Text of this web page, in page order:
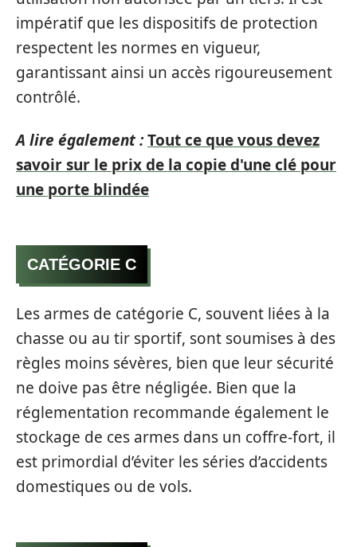
impératif que les dispositifs de protection
respectent les normes en vigueur,
garantissant ainsi un accès rigoureusement
contrôlé.
A lire également :Tout ce que vous devez
savoir sur le prix de la copie d'une clé pour
une porte blindée
CATÉGORIE C
Les armes de catégorie C, souvent liées à la
chasse ou au tir sportif, sont soumises à des
règles moins sévères, bien que leur sécurité
ne doive pas être négligée. Bien que la
réglementation recommande également le
stockage de ces armes dans un coffre-fort, il
est primordial d’éviter les séries d’accidents
domestiques ou de vols.